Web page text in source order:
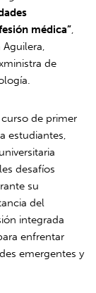
médica”
de
de primer
estudiantes,
desafíos
su
del
integrada
enfrentar
emergentes y